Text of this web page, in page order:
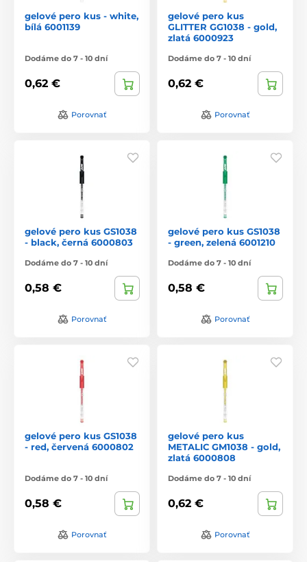
gelové pero kus - white,
bílá 6001139
Dodáme do 7 - 10 dní
0,62 €
Porovnať
gelové pero kus
GLITTER GG1038 - gold,
zlatá 6000923
Dodáme do 7 - 10 dní
0,62 €
Porovnať
gelové pero kus GS1038
- black, černá 6000803
Dodáme do 7 - 10 dní
0,58 €
Porovnať
gelové pero kus GS1038
- green, zelená 6001210
Dodáme do 7 - 10 dní
0,58 €
Porovnať
gelové pero kus GS1038
- red, červená 6000802
Dodáme do 7 - 10 dní
0,58 €
Porovnať
gelové pero kus
METALIC GM1038 - gold,
zlatá 6000808
Dodáme do 7 - 10 dní
0,62 €
Porovnať